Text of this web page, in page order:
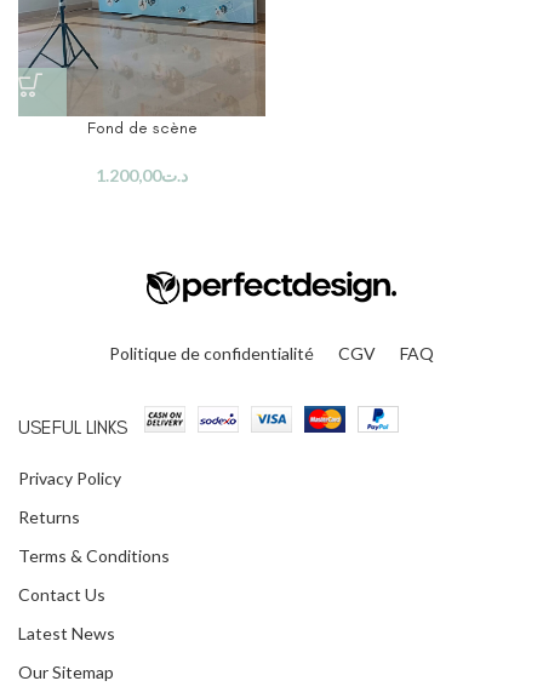
Fond de scène
د.ت1.200,00
Politique de confidentialité CGV FAQ
USEFUL LINKS
Privacy Policy
Returns
Terms & Conditions
Contact Us
Latest News
Our Sitemap